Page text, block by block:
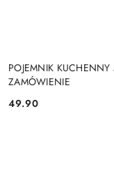
POJEMNIK
ZAMÓWIENIE
Cena:
49.90